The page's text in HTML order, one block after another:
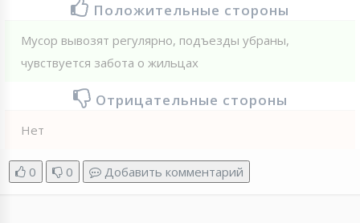
Положительные стороны
Мусор вывозят регулярно, подъезды убраны,
чувствуется забота о жильцах
Отрицательные стороны
Нет
0 0 Добавить комментарий